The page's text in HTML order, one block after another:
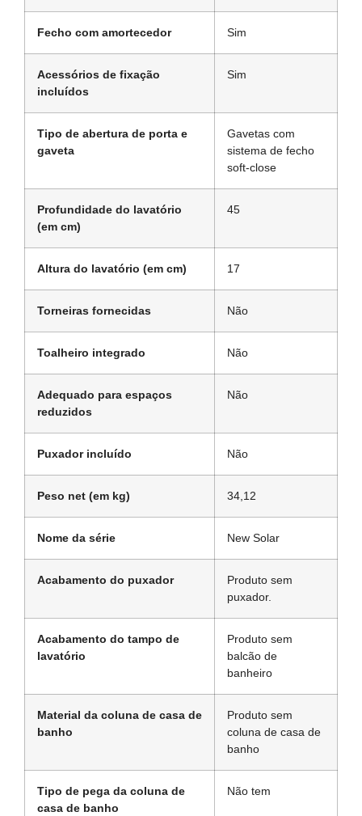
Fecho com amortecedor Sim
Acessórios de fixação
incluídos
Sim
Tipo de abertura de porta e
gaveta
Gavetas com
sistema de fecho
soft-close
Profundidade do lavatório
(em cm)
45
Altura do lavatório (em cm) 17
Torneiras fornecidas Não
Toalheiro integrado Não
Adequado para espaços
reduzidos
Não
Puxador incluído Não
Peso net (em kg) 34,12
Nome da série New Solar
Acabamento do puxador
Produto sem
puxador.
Acabamento do tampo de
lavatório
Produto sem
balcão de
banheiro
Material da coluna de casa de
banho
Produto sem
coluna de casa de
banho
Tipo de pega da coluna de
casa de banho
Não tem